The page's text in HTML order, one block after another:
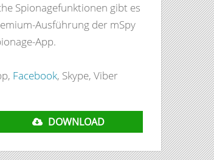
Spionagefunktionen gibt es
Ausführung der mSpy
App.
Facebook, Skype, Viber
DOWNLOAD